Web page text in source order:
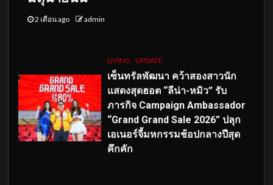
2 เดือน ago admin
LIVING UPDATE
เซ็นทรัลพัฒนา คว้าสองสาวนัก
แสดงสุดฮอต “ลีน่า-หมิว” รับ
ภารกิจ Campaign Ambassador
“Grand Grand Sale 2026” ปลุก
เอเนอร์จี้มหกรรมช้อปกลางปีสุด
คึกคัก